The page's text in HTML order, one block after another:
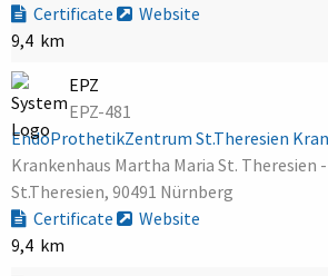
Certificate
Website
9,4 km
EPZ
EPZ-481
EndoProthetikZentrum St.Theresien
Krankenhaus Martha Maria St. Theresien
St.Theresien, 90491 Nürnberg
Certificate
Website
9,4 km